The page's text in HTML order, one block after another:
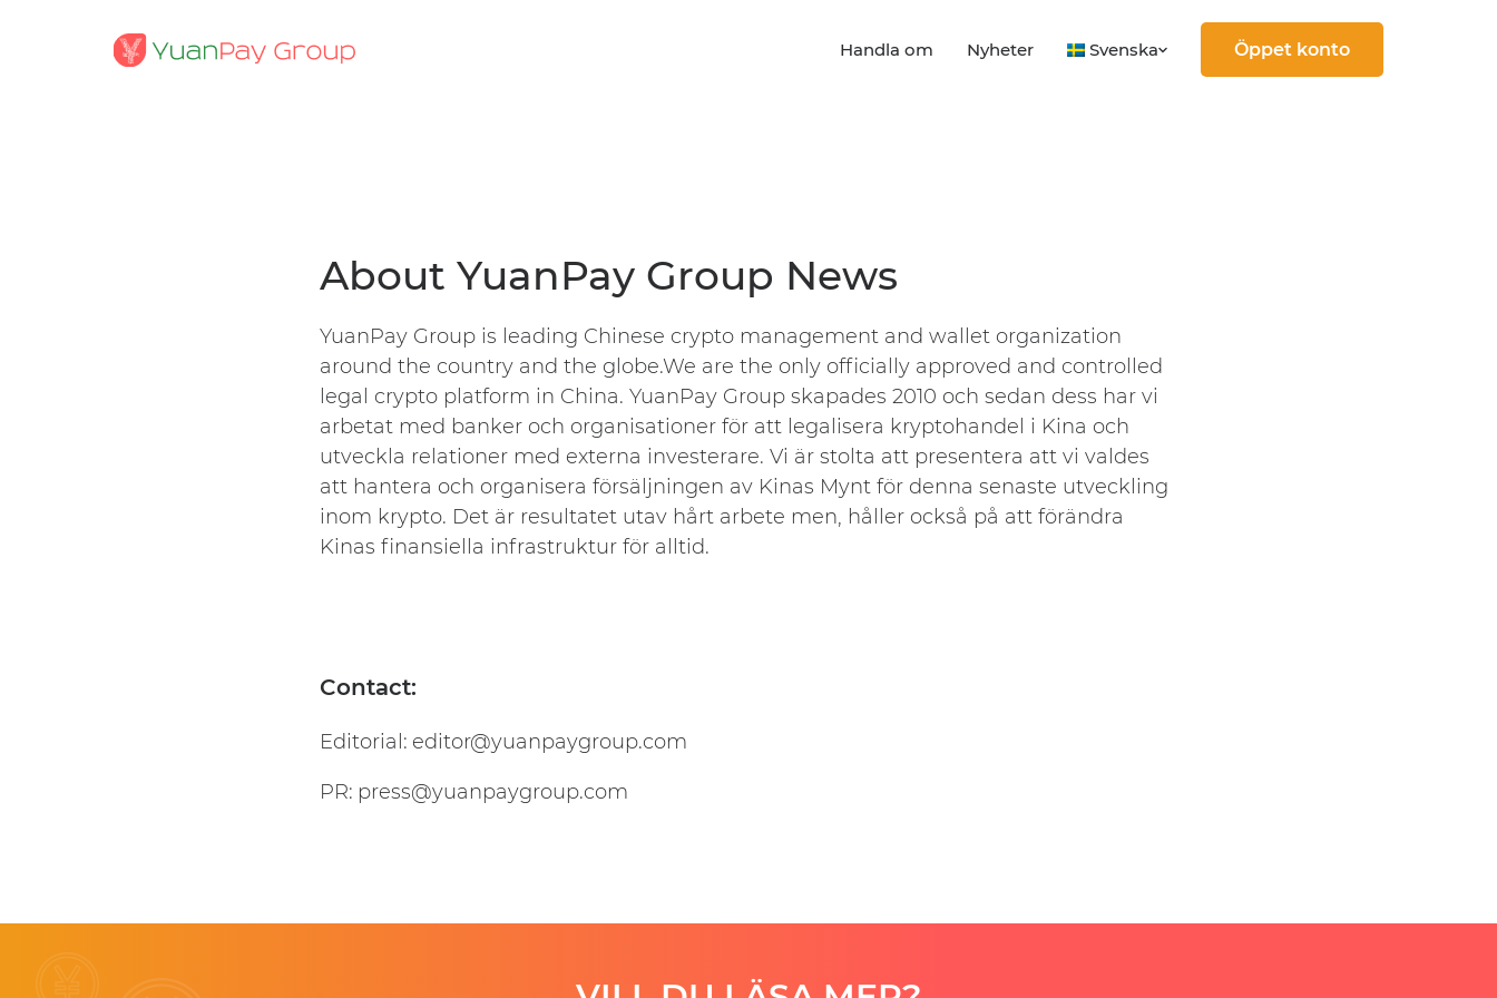
Handla om Nyheter Svenska Öppet konto
About YuanPay Group News
YuanPay Group is leading Chinese crypto management and wallet organization
around the country and the globe.We are the only officially approved and controlled
legal crypto platform in China. YuanPay Group skapades 2010 och sedan dess har vi
arbetat med banker och organisationer för att legalisera kryptohandel i Kina och
utveckla relationer med externa investerare. Vi är stolta att presentera att vi valdes
att hantera och organisera försäljningen av Kinas Mynt för denna senaste utveckling
inom krypto. Det är resultatet utav hårt arbete men, håller också på att förändra
Kinas finansiella infrastruktur för alltid.
Contact:
Editorial: editor@yuanpaygroup.com
PR: press@yuanpaygroup.com